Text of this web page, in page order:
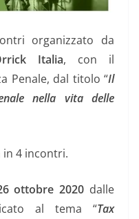
organizzato da
Italia, con il
Penale, dal titolo “Il
nella vita delle
in 4 incontri.
ottobre 2020 dalle
al tema “Tax